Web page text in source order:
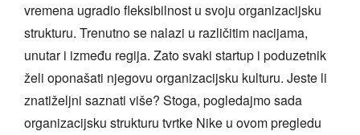
vremena ugradio fleksibilnost u svoju organizacijsku
strukturu. Trenutno se nalazi u različitim nacijama,
unutar i između regija. Zato svaki startup i poduzetnik
želi oponašati njegovu organizacijsku kulturu. Jeste li
znatiželjni saznati više? Stoga, pogledajmo sada
organizacijsku strukturu tvrtke Nike u ovom pregledu